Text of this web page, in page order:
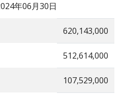
年06月30日
620,143,000
512,614,000
107,529,000